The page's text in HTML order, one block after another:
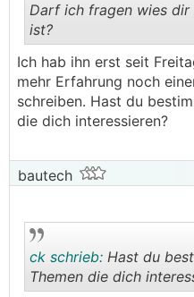
..
Darf ich fragen wies
ist?
Ich hab ihn erst seit
mehr Erfahrung noch
schreiben. Hast du
die dich interessieren?
bautech
ck schrieb: Hast du
Themen die dich